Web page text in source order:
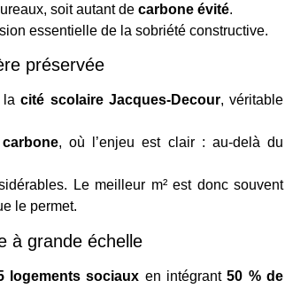
soit autant de carbone évité.
essentielle de la sobriété constructive.
préservée
lacité scolaire Jacques-Decour, véritable
, où l’enjeu est clair : au-delà du
Le meilleur m² est donc souvent
le permet.
à grande échelle
logements sociaux en intégrant50 % de